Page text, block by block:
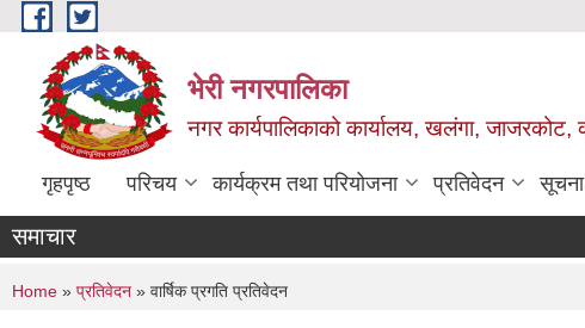
Skip to main content
भेरी नगरपालिका
नगर कार्यपालिकाको कार्यालय, खलंगा, जाजरकोट,
गृहपृष्ठ परिचय कार्यक्रम तथा परियोजना प्रतिवेदन
समाचार
You are here
Home » प्रतिवेदन » वार्षिक प्रगति प्रतिवेदन